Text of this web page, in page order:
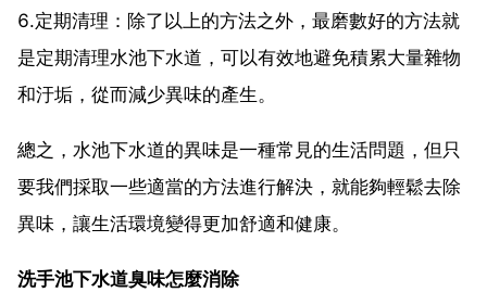
6.定期清理：除了以上的方法之外，最磨數好的方法就
是定期清理水池下水道，可以有效地避免積累大量雜物
和汙垢，從而減少異味的產生。
總之，水池下水道的異味是一種常見的生活問題，但只
要我們採取一些適當的方法進行解決，就能夠輕鬆去除
異味，讓生活環境變得更加舒適和健康。
洗手池下水道臭味怎麼消除